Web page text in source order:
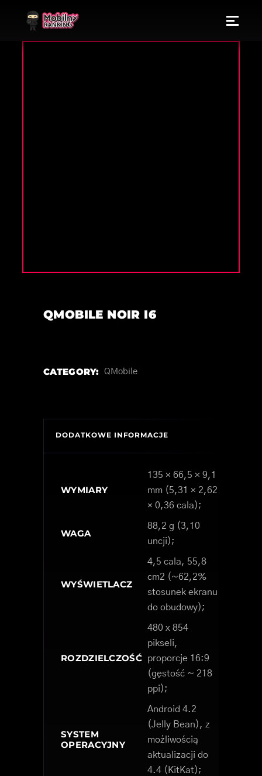
QMOBILE NOIR I6
CATEGORY: QMobile
DODATKOWE INFORMACJE
WYMIARY
135 × 66,5 × 9,1
mm (5,31 × 2,62
× 0,36 cala);
WAGA
88,2 g (3,10
uncji);
WYŚWIETLACZ
4,5 cala, 55,8
cm2 (~62,2%
stosunek ekranu
do obudowy);
ROZDZIELCZOŚĆ
480 x 854
pikseli,
proporcje 16:9
(gęstość ~ 218
ppi);
SYSTEM
OPERACYJNY
Android 4.2
(Jelly Bean), z
możliwością
aktualizacji do
4.4 (KitKat);